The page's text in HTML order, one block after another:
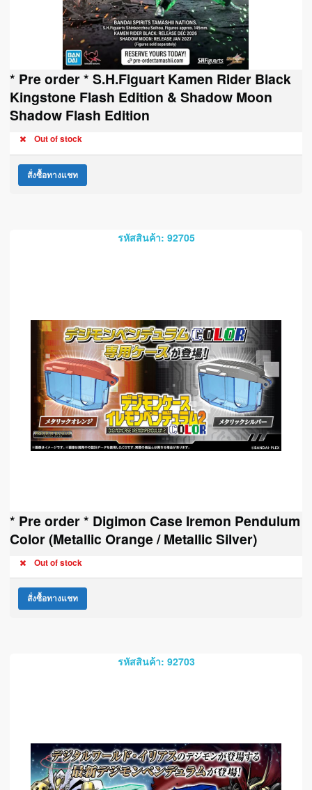
* Pre order * S.H.Figuart Kamen Rider Black
Kingstone Flash Edition & Shadow Moon
Shadow Flash Edition
Out of stock
สั่งซื้อทางแชท
รหัสสินค้า: 92705
* Pre order * Digimon Case Iremon Pendulum
Color (Metallic Orange / Metallic Silver)
Out of stock
สั่งซื้อทางแชท
รหัสสินค้า: 92703